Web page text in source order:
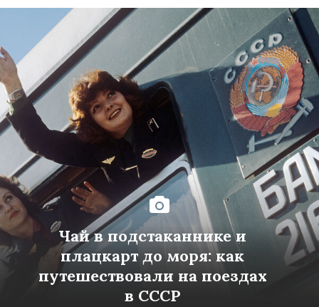
Чай в подстаканнике и
плацкарт до моря: как
путешествовали на поездах
в СССР